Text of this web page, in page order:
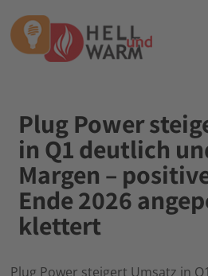
Plug Power
in Q1 deutlich
Margen –
Ende 2026
klettert
Plug Power steigert Umsatz in